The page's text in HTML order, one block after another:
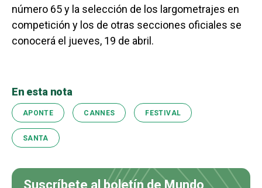
número 65 y la selección de los largometrajes en
competición y los de otras secciones oficiales se
conocerá el jueves, 19 de abril.
En esta nota
APONTE CANNES FESTIVAL
SANTA
Suscríbete al boletín de Mundo